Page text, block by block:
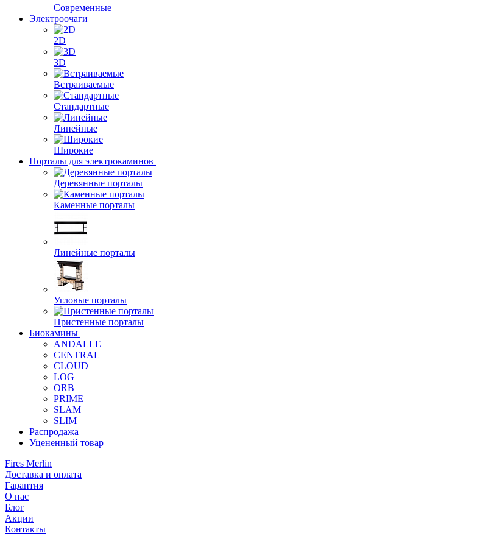
Современные
Электроочаги
2D
3D
Встраиваемые
Стандартные
Линейные
Широкие
Порталы для электрокаминов
Деревянные порталы
Каменные порталы
Линейные порталы
Угловые порталы
Пристенные порталы
Биокамины
ANDALLE
CENTRAL
CLOUD
LOG
ORB
PRIME
SLAM
SLIM
Распродажа
Уцененный товар
Fires Merlin
Доставка и оплата
Гарантия
О нас
Блог
Акции
Контакты